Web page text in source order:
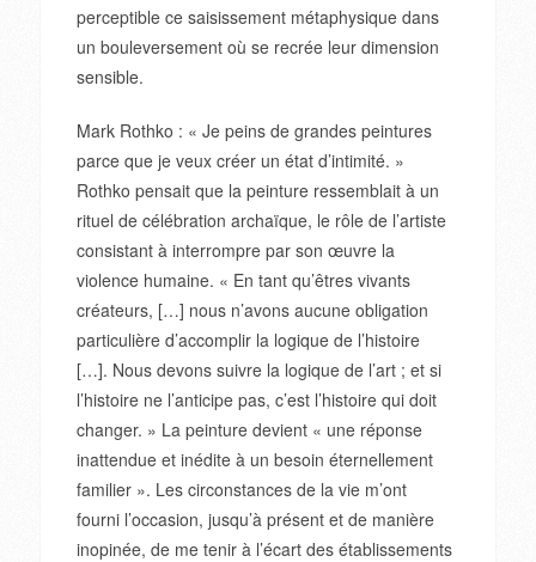
perceptible ce saisissement métaphysique dans
un bouleversement où se recrée leur dimension
sensible.
Mark Rothko : « Je peins de grandes peintures
parce que je veux créer un état d’intimité. »
Rothko pensait que la peinture ressemblait à un
rituel de célébration archaïque, le rôle de l’artiste
consistant à interrompre par son œuvre la
violence humaine. « En tant qu’êtres vivants
créateurs, […] nous n’avons aucune obligation
particulière d’accomplir la logique de l’histoire
[…]. Nous devons suivre la logique de l’art ; et si
l’histoire ne l’anticipe pas, c’est l’histoire qui doit
changer. » La peinture devient « une réponse
inattendue et inédite à un besoin éternellement
familier ». Les circonstances de la vie m’ont
fourni l’occasion, jusqu’à présent et de manière
inopinée, de me tenir à l’écart des établissements